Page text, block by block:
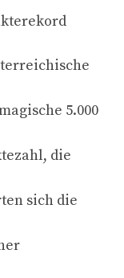
5.000
die
sich die